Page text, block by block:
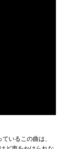
いるこの曲は、